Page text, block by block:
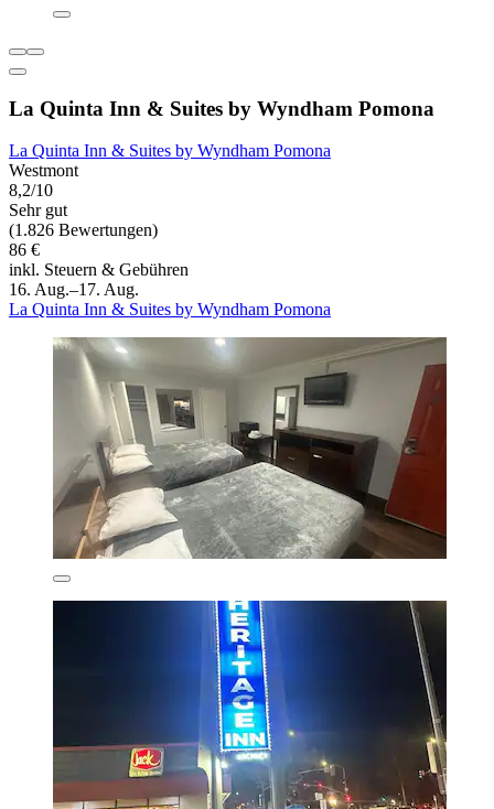
La Quinta Inn & Suites by Wyndham Pomona
La Quinta Inn & Suites by Wyndham Pomona
Westmont
8,2/10
Sehr gut
(1.826 Bewertungen)
86 €
inkl. Steuern & Gebühren
16. Aug.–17. Aug.
La Quinta Inn & Suites by Wyndham Pomona